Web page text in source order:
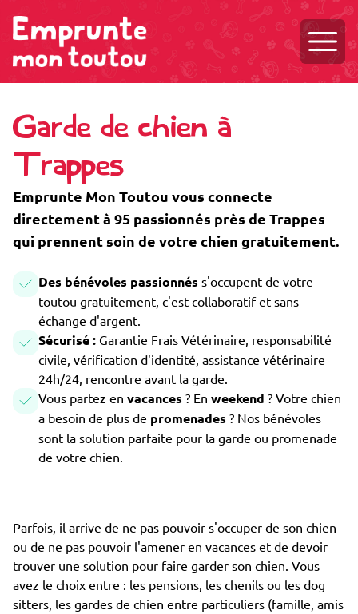
Garde de chien à
Trappes
Emprunte Mon Toutou vous connecte
directement à 95 passionnés près de Trappes
qui prennent soin de votre chien gratuitement.
Des bénévoles passionnés s'occupent de votre
toutou gratuitement, c'est collaboratif et sans
échange d'argent.
Sécurisé : Garantie Frais Vétérinaire, responsabilité
civile, vérification d'identité, assistance vétérinaire
24h/24, rencontre avant la garde.
Vous partez en vacances ? En weekend ? Votre chien
a besoin de plus de promenades ? Nos bénévoles
sont la solution parfaite pour la garde ou promenade
de votre chien.
Parfois, il arrive de ne pas pouvoir s'occuper de son chien
ou de ne pas pouvoir l'amener en vacances et de devoir
trouver une solution pour faire garder son chien. Vous
avez le choix entre : les pensions, les chenils ou les dog
sitters, les gardes de chien entre particuliers (famille, amis